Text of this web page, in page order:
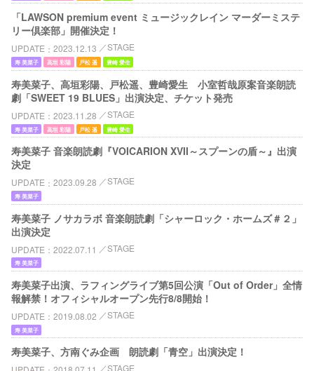
「LAWSON premium event ミュージックレイン マーダーミステ
リー倶楽部」開催決定！
UPDATE 2023.12.13 STAGE
寿 美菜子 高垣 彩陽 戸松 遥 豊崎 愛生
寿美菜子、高垣彩陽、戸松遥、豊崎愛生 小室哲哉原案音楽朗読
劇「SWEET 19 BLUES」出演決定、チケット発売
UPDATE 2023.11.28 STAGE
寿 美菜子 高垣 彩陽 戸松 遥 豊崎 愛生
寿美菜子 音楽朗読劇『VOICARION XVII～スプーンの盾～』出演
決定
UPDATE 2023.09.28 STAGE
寿 美菜子
寿美菜子 ノサカラボ 音楽朗読劇「シャーロック・ホームズ＃２」
出演決定
UPDATE 2022.07.11 STAGE
寿 美菜子
寿美菜子出演、ラフィングライブ第5回公演「Out of Order」全情
報解禁！オフィシャルオープン先行8/8開始！
UPDATE 2019.08.02 STAGE
寿 美菜子
寿美菜子、方南ぐみ企画 朗読劇「青空」出演決定！
STAGE